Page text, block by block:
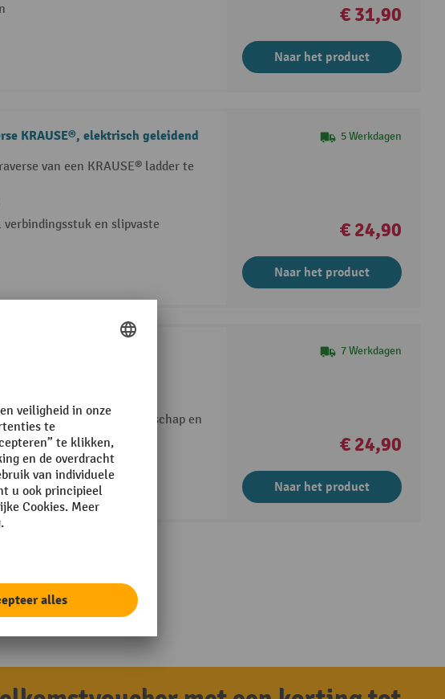
€ 31,90
Naar het product
KRAUSE®, elektrisch geleidend
van een KRAUSE® ladder te
en slipvaste
5 Werkdagen
€ 24,90
Naar het product
van KRAUSE®, uit
onderbrengen van gereedschap en
7 Werkdagen
€ 24,90
Naar het product